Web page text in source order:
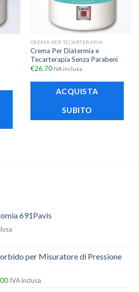
CREMA PER TECARTERAPIA
Crema Per Diatermia e
Tecarterapia Senza Parabeni
€26.70 IVA inclusa
ACQUISTA
SUBITO
691Pavis
per Misuratore di Pressione
IVA inclusa